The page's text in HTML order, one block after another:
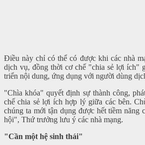
Điều này chỉ có thể có được khi các nhà
dịch vụ, đồng thời cơ chế "chia sẻ lợi ích"
triển nội dung, ứng dụng với người dùng
"Chìa khóa" quyết định sự thành công,
chế chia sẻ lợi ích hợp lý giữa các bên.
chúng ta mới tận dụng được hết tiềm
hội", Thứ trưởng lưu ý các nhà mạng.
"Cần một hệ sinh thái"